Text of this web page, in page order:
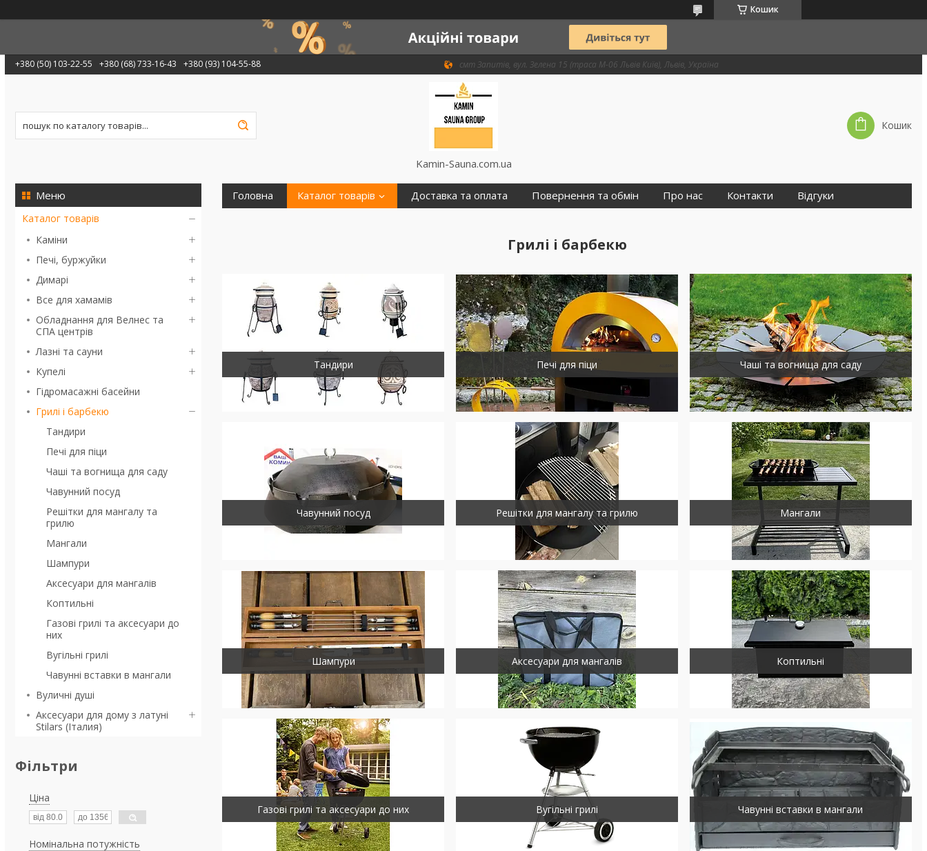
Кошик
+380 (50) 103-22-55 +380 (68) 733-16-43 +380 (93) 104-55-88 смт Запитів, вул. Зелена 15 (траса М-06 Львів Київ), Львів, Україна
Kamin-Sauna.com.ua
Кошик
Каталог товарів
Каміни
Печі, буржуйки
Димарі
Все для хамамів
Обладнання для Велнес та
СПА центрів
Лазні та сауни
Купелі
Гідромасажні басейни
Грилі і барбекю
Тандири
Печі для піци
Чаші та вогнища для саду
Чавунний посуд
Решітки для мангалу та
грилю
Мангали
Шампури
Аксесуари для мангалів
Коптильні
Газові грилі та аксесуари до
них
Вугільні грилі
Чавунні вставки в мангали
Вуличні душі
Аксесуари для дому з латуні
Stilars (Італия)
Фільтри
Ціна
Номінальна потужність
Головна Каталог товарів Доставка та оплата Повернення та обмін Про нас Контакти Відгуки
Грилі і барбекю
Тандири Печі для піци Чаші та вогнища для саду
Чавунний посуд Решітки для мангалу та грилю Мангали
Шампури Аксесуари для мангалів Коптильні
Газові грилі та аксесуари до них Вугільні грилі Чавунні вставки в мангали